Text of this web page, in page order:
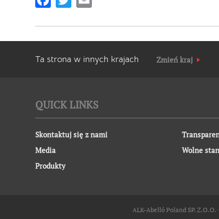
Ta strona w innych krajach Zmień kraj
QUICK LINKS
Skontaktuj się z nami
Media
Wolne
Produkty
ALK-Abelló Poland SP. Z.O.O.